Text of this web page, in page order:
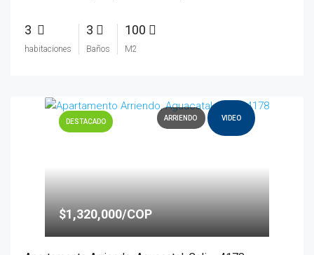
3
habitaciones
3
Baños
100
M2
DESTACADO ARRIENDO VIDEO
$1,320,000/COP